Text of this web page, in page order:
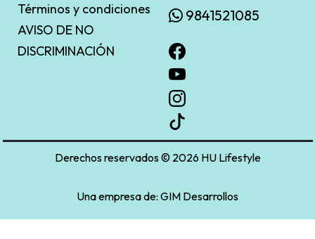
Términos y condiciones
AVISO DE NO
DISCRIMINACIÓN
9841521085
Derechos reservados © 2026 HU Lifestyle
Una empresa de: GIM Desarrollos